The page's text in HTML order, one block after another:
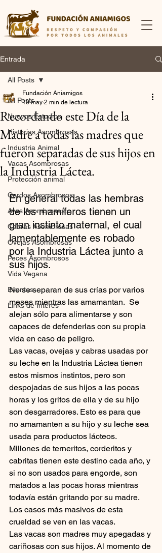
Entrada
All Posts
Nuevos Estudios
Historias Asombrosas
Industria Animal
Vacas Asombrosas
Protección animal
Cerdos Asombrosos
Aves Asombrosas
Cabras Asombrosas
Ovejas Asombrosas
Peces Asombrosos
Vida Vegana
Eventos
Links de Interés
All Posts
Recordando este Día de la
Madre a todas las madres que
fueron separadas de sus hijos en
la Industria Láctea.
Fundación Aniamigos
10 may 2 min de lectura
En general todas las hembras
de los mamíferos tienen un
gran instinto maternal, el cual
lamentablemente es robado
por la Industria Láctea junto a
sus hijos.
No se separan de sus crías por varios
meses mientras las amamantan.  Se
alejan sólo para alimentarse y son
capaces de defenderlas con su propia
vida en caso de peligro.
Las vacas, ovejas y cabras usadas por
su leche en la Industria Láctea tienen
estos mismos instintos, pero son
despojadas de sus hijos a las pocas
horas y los gritos de ella y de su hijo
son desgarradores. Esto es para que
no amamanten a su hijo y su leche sea
usada para productos lácteos.
Millones de terneritos, corderitos y
cabritas tienen este destino cada año, y
si no son usados para engorde, son
matados a las pocas horas mientras
todavía están gritando por su madre.
Los casos más masivos de esta
crueldad se ven en las vacas.
Las vacas son madres muy apegadas y
cariñosas con sus hijos. Al momento de